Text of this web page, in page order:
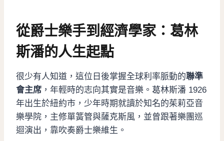
從爵士樂手到經濟學家：葛林
斯潘的人生起點
很少有人知道，這位日後掌握全球利率脈動的聯準
會主席 ，年輕時的志向其實是音樂。葛林斯潘 1926
年出生於紐約市，少年時期就讀於知名的茱莉亞音
樂學院，主修單簧管與薩克斯風，並曾跟著樂團巡
迴演出，靠吹奏爵士樂維生。